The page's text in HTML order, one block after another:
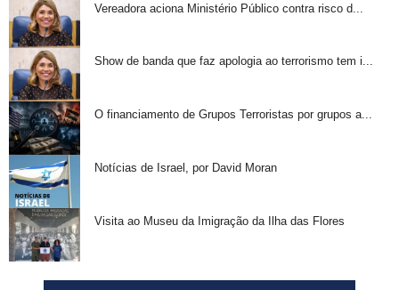
Vereadora aciona Ministério Público contra risco d...
Show de banda que faz apologia ao terrorismo tem i...
O financiamento de Grupos Terroristas por grupos a...
Notícias de Israel, por David Moran
Visita ao Museu da Imigração da Ilha das Flores